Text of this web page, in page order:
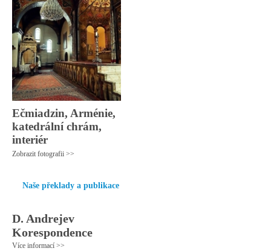
Ečmiadzin, Arménie,
katedrální chrám,
interiér
Zobrazit fotografii >>
Naše překlady a publikace
D. Andrejev
Korespondence
Více informací >>